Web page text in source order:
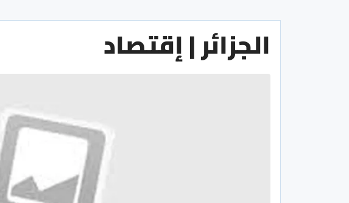
الجزائر | إقتصاد